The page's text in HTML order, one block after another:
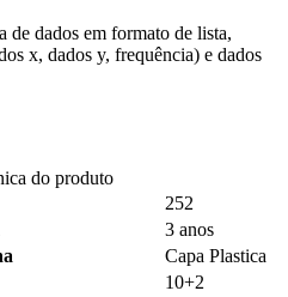
de dados em formato de lista,
x, dados y, frequência) e dados
do produto
252
3 anos
Capa Plastica
10+2